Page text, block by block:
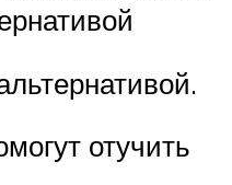
отучить